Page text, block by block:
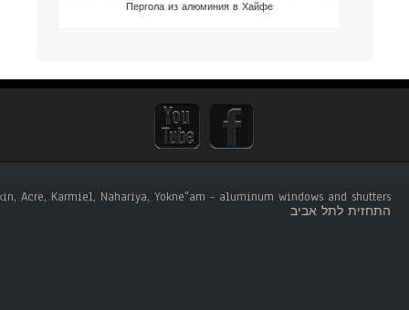
Пергола из алюминия в Хайфе
Acre, Karmiel, Nahariya, Yokne"am - aluminum windows and shutters .
התחזית לתל אביב